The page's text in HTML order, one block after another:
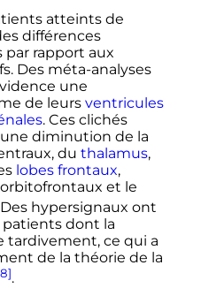
atteints de
différences
par rapport aux
Des méta-analyses
une
de leurs ventricules
. Ces clichés
diminution de la
du thalamus,
lobes frontaux,
et le
Des hypersignaux ont
dont la
tardivement, ce qui a
de la théorie de la
.